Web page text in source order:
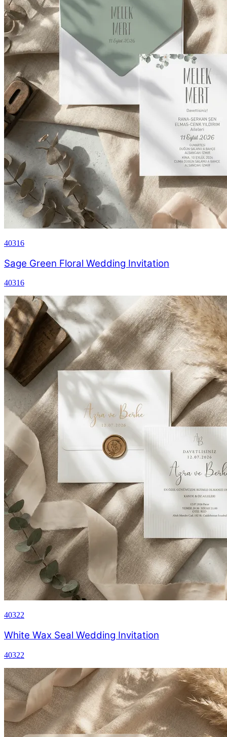
40316
Sage Green Floral Wedding Invitation
40316
40322
White Wax Seal Wedding Invitation
40322